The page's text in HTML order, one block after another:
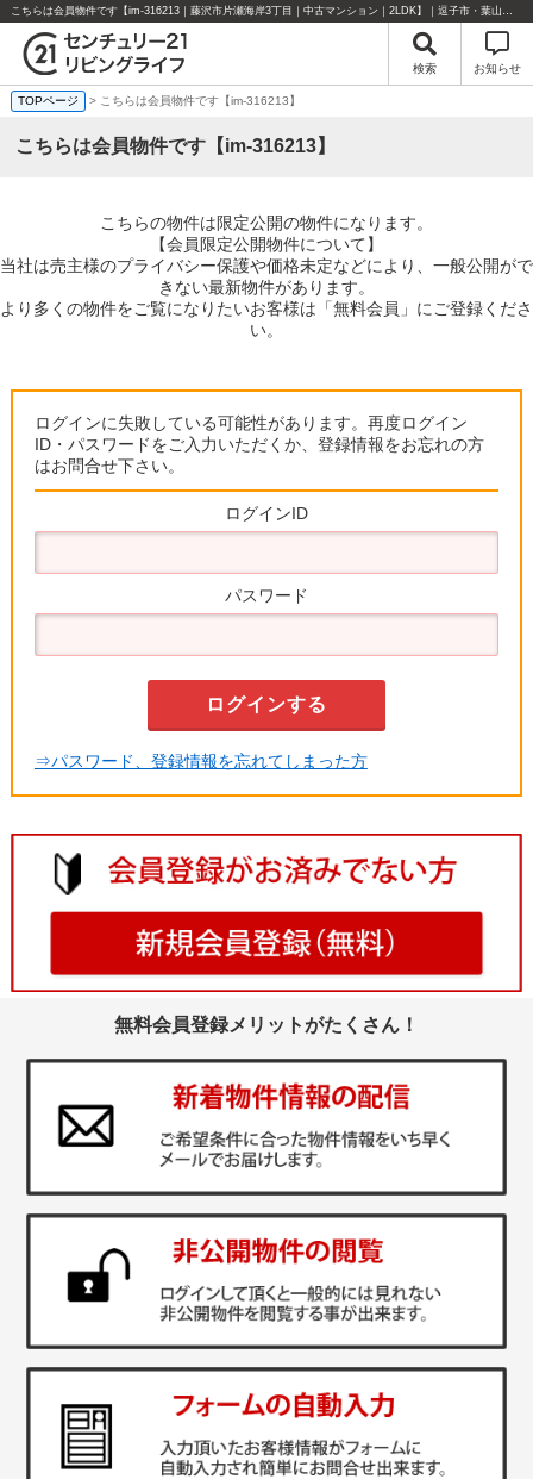
こちらは会員物件です【im-316213｜藤沢市片瀬海岸3丁目｜中古マンション｜2LDK】｜逗子市・葉山町・湘南エリアの不動産のことならセンチュリー21リビングライフにお任せください！
検索 お知らせ
TOPページ > こちらは会員物件です【im-316213】
こちらは会員物件です【im-316213】
こちらの物件は限定公開の物件になります。
【会員限定公開物件について】
当社は売主様のプライバシー保護や価格未定などにより、一般公開がで
きない最新物件があります。
より多くの物件をご覧になりたいお客様は「無料会員」にご登録くださ
い。
ログインに失敗している可能性があります。再度ログイン
ID・パスワードをご入力いただくか、登録情報をお忘れの方
はお問合せ下さい。
ログインID
パスワード
⇒パスワード、登録情報を忘れてしまった方
無料会員登録メリットがたくさん！